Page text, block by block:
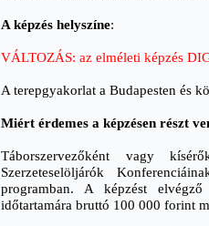
A képzés helyszíne:
VÁLTOZÁS: az elméleti képzés
A terepgyakorlat a Budapesten és
Miért érdemes a képzésen részt
Táborszervezőként vagy
Szerzeteselöljárók
programban. A képzést
időtartamára bruttó 100 000 forint